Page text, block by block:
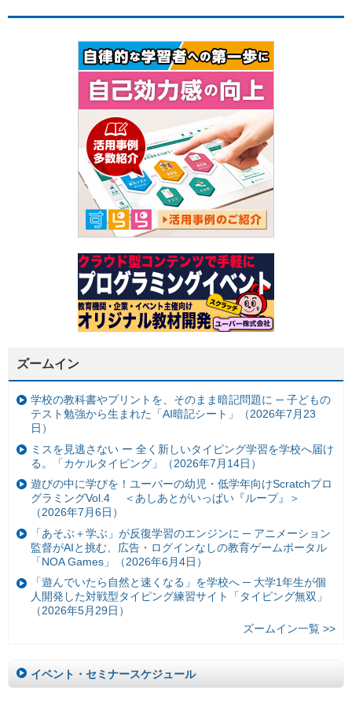
ズームイン
学校の教科書やプリントを、そのまま暗記問題に ─ 子どもの
テスト勉強から生まれた「AI暗記シート」（2026年7月23
日）
ミスを見逃さない ー 全く新しいタイピング学習を学校へ届け
る。「カケルタイピング」（2026年7月14日）
遊びの中に学びを！ユーバーの幼児・低学年向けScratchプロ
グラミングVol.4 ＜あしあとがいっぱい『ループ』＞
（2026年7月6日）
「あそぶ＋学ぶ」が反復学習のエンジンに ─ アニメーション
監督がAIと挑む、広告・ログインなしの教育ゲームポータル
「NOA Games」（2026年6月4日）
「遊んでいたら自然と速くなる」を学校へ ─ 大学1年生が個
人開発した対戦型タイピング練習サイト「タイピング無双」
（2026年5月29日）
ズームイン一覧 >>
イベント・セミナースケジュール